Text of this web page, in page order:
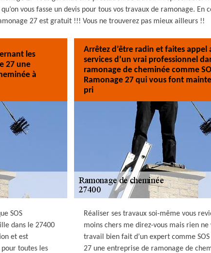
vous fasse un devis pour tous vos travaux de ramonage. En
27 est gratuit !!! Vous ne trouverez pas mieux ailleurs !!
les
27 une
à
SOS
dans le 27400
et est
toutes les
Arrêtez d’être radin et faites appel
services d’un vrai professionnel
ramonage de cheminée comme
Ramonage 27 qui vous font
pri
Réaliser ses travaux soi-même vous
moins chers me direz-vous mais rien ne
travail bien fait d’un expert comme
27 une entreprise de ramonage de